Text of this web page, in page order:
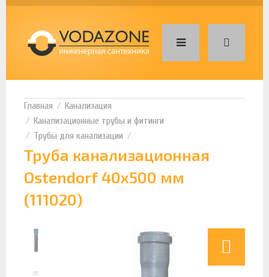
Канализация
Канализационные трубы и фитинги
Трубы для канализации
Труба канализационная
Ostendorf 40х500 мм
(111020)